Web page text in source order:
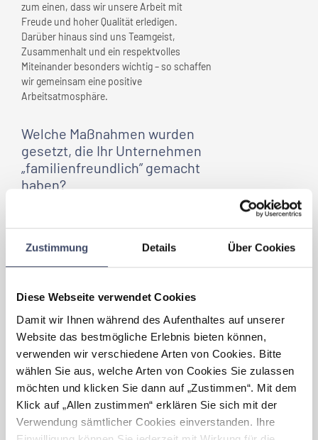
Zustimmung Details Über Cookies
Diese Webseite verwendet Cookies
Damit wir Ihnen während des Aufenthaltes auf unserer
Website das bestmögliche Erlebnis bieten können,
verwenden wir verschiedene Arten von Cookies. Bitte
wählen Sie aus, welche Arten von Cookies Sie zulassen
möchten und klicken Sie dann auf „Zustimmen“. Mit dem
Klick auf „Allen zustimmen“ erklären Sie sich mit der
Verwendung sämtlicher Cookies einverstanden. Ihre
zum einen, dass wir unsere Arbeit mit
Freude und hoher Qualität erledigen.
Darüber hinaus sind uns Teamgeist,
Zusammenhalt und ein respektvolles
Miteinander besonders wichtig – so schaffen
wir gemeinsam eine positive
Arbeitsatmosphäre.
Welche Maßnahmen wurden
gesetzt, die Ihr Unternehmen
„familienfreundlich” gemacht
haben?
werden immer besprochen und wir
versuchen, möglichst individuell auf
schaffen wir eine Atmosphäre, in der Familie
Welche Vorteile haben sich für
Ihr Unternehmendurch
„Familienfreundlichkeit”
ergeben?
Durch das Audit ist es uns wichtig, unsere